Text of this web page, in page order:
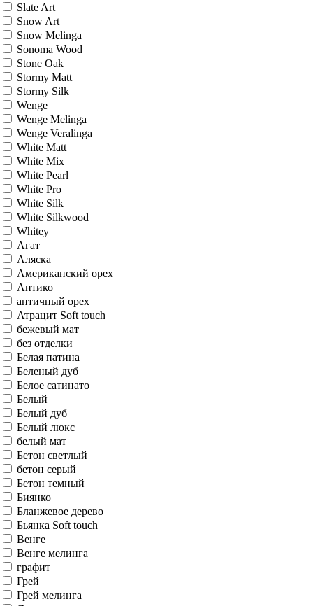
Grace
Graphite
Grey
Grey Melinga
Grey Pro
Grey Silk
Grey Veralinga
Honey Classic
Ivory
Jet Loft
Look Art
Malva
Nord Vellum
Nordic Oak
Original Oak
Polar
Ral 1013
Ral 7035
Ral 7040
Ral 7044